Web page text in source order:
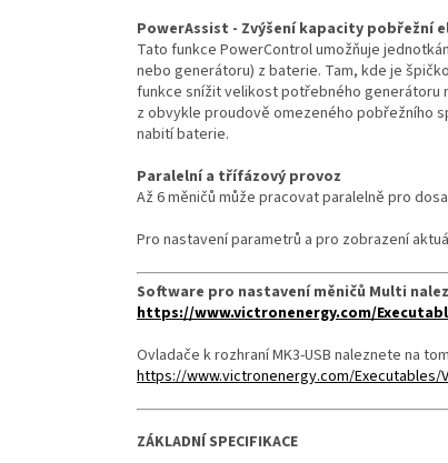
PowerAssist - Zvýšení kapacity pobřežní
Tato funkce PowerControl umožňuje
nebo generátoru) z baterie. Tam, kde je
funkce snížit velikost potřebného generátoru
z obvykle proudově omezeného pobřežního
nabití baterie.
Paralelní a třífázový provoz
Až 6 měničů může pracovat paralelně pro
Pro nastavení parametrů a pro zobrazení
Software pro nastavení měničů Multi
https://www.victronenergy.com/
Ovladače k rozhraní MK3-USB naleznete na
https://www.victronenergy.com/Executables/
ZÁKLADNÍ SPECIFIKACE